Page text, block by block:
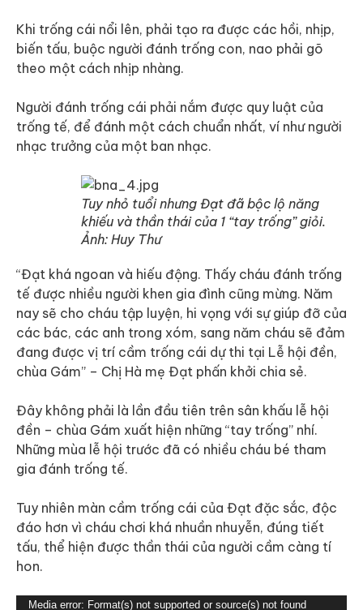
Khi trống cái nổi lên, phải tạo ra được các hồi, nhịp,
biến tấu, buộc người đánh trống con, nao phải gõ
theo một cách nhịp nhàng.
Người đánh trống cái phải nắm được quy luật của
trống tế, để đánh một cách chuẩn nhất, ví như người
nhạc trưởng của một ban nhạc.
Tuy nhỏ tuổi nhưng Đạt đã bộc lộ năng
khiếu và thần thái của 1 “tay trống” giỏi.
Ảnh: Huy Thư
“Đạt khá ngoan và hiếu động. Thấy cháu đánh trống
tế được nhiều người khen gia đình cũng mừng. Năm
nay sẽ cho cháu tập luyện, hi vọng với sự giúp đỡ của
các bác, các anh trong xóm, sang năm cháu sẽ đảm
đang được vị trí cầm trống cái dự thi tại Lễ hội đền,
chùa Gám” – Chị Hà mẹ Đạt phấn khởi chia sẻ.
Đây không phải là lần đầu tiên trên sân khấu lễ hội
đền – chùa Gám xuất hiện những “tay trống” nhí.
Những mùa lễ hội trước đã có nhiều cháu bé tham
gia đánh trống tế.
Tuy nhiên màn cầm trống cái của Đạt đặc sắc, độc
đáo hơn vì cháu chơi khá nhuần nhuyễn, đúng tiết
tấu, thể hiện được thần thái của người cầm càng tí
hon.
Video
Media error: Format(s) not supported or source(s) not found